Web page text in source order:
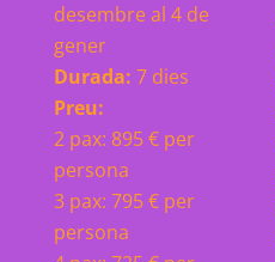
desembre al 4 de
gener
Durada: 7 dies
Preu:
2 pax: 895 € per
persona
3 pax: 795 € per
persona